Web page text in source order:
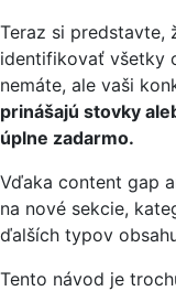
Teraz si predstavte,
identifikovať všetky
nemáte, ale vaši
prinášajú stovky
úplne zadarmo.
Vďaka content gap
na nové sekcie,
ďalších typov
Tento návod je